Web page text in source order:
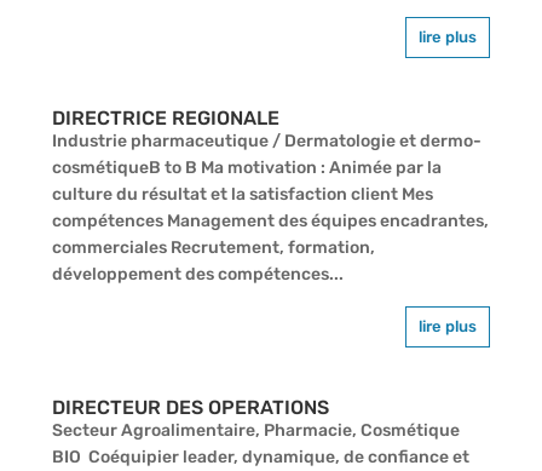
lire plus
DIRECTRICE REGIONALE
Industrie pharmaceutique / Dermatologie et dermo-
cosmétiqueB to B Ma motivation : Animée par la
culture du résultat et la satisfaction client Mes
compétences Management des équipes encadrantes,
commerciales Recrutement, formation,
développement des compétences...
lire plus
DIRECTEUR DES OPERATIONS
Secteur Agroalimentaire, Pharmacie, Cosmétique
BIO Coéquipier leader, dynamique, de confiance et